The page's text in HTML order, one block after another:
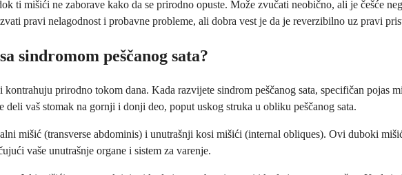
ti mišići ne zaborave kako da se prirodno opuste. Može zvučati neobično, ali je češće
pravi nelagodnost i probavne probleme, ali dobra vest je da je reverzibilno uz pravi
sindromom peščanog sata?
prirodno tokom dana. Kada razvijete sindrom peščanog sata, specifičan pojas
vaš stomak na gornji i donji deo, poput uskog struka u obliku peščanog sata.
mišić (transverse abdominis) i unutrašnji kosi mišići (internal obliques). Ovi duboki
vaše unutrašnje organe i sistem za varenje.